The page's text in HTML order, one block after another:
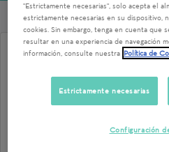
Voluntario
Empleo universal,
programas formados por
"Estrictamente necesarias", solo acepta el
estrictamente necesarias en su dispositivo,
cookies. Sin embargo, tenga en cuenta que
resultar en una experiencia de navegación
información, consulte nuestra Política de
Estrictamente necesarias
Configuración